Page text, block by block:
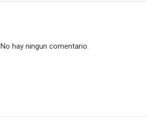
No hay ningun comentario.